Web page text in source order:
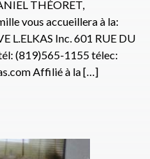
THÉORET,
vous accueillera à la:
L.ELKAS Inc. 601 RUE DU
(819)565-1155 télec:
Affilié à la […]